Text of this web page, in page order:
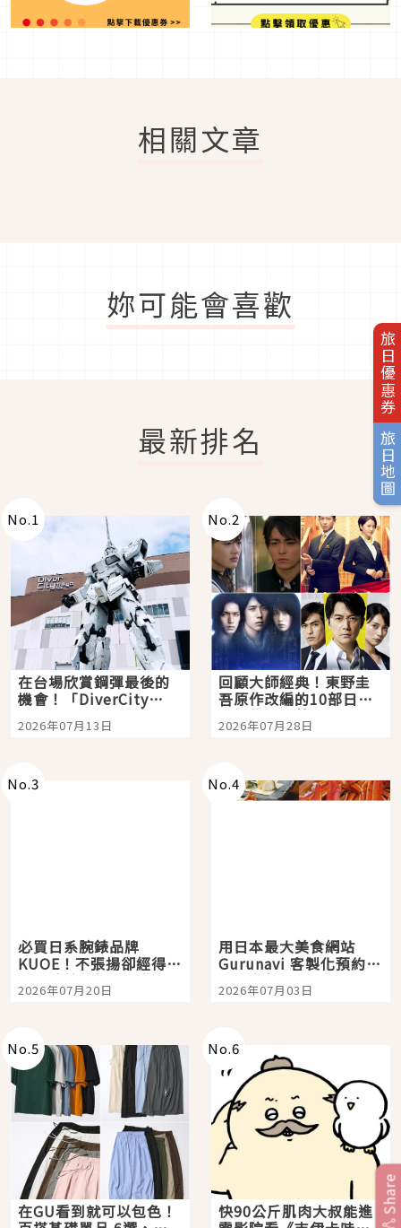
旅日優惠券
旅日地圖
相關文章
妳可能會喜歡
最新排名
No.1
在台場欣賞鋼彈最後的
機會！「DiverCity
Tokyo Plaza」搭船、
購物、美食及夜景，一
2026年07月13日
No.2
回顧大師經典！東野圭
吾原作改編的10部日本
影視作品推薦
2026年07月28日
No.3
必買日系腕錶品牌
KUOE！不張揚卻經得起
時間洗鍊的經典之作五
選
2026年07月20日
No.4
用日本最大美食網站
Gurunavi 客製化預約九
大都市餐廳，打造專屬
美食體驗！
2026年07月03日
No.5
在GU看到就可以包色！
No.6
快90公斤肌肉大叔能進 Share